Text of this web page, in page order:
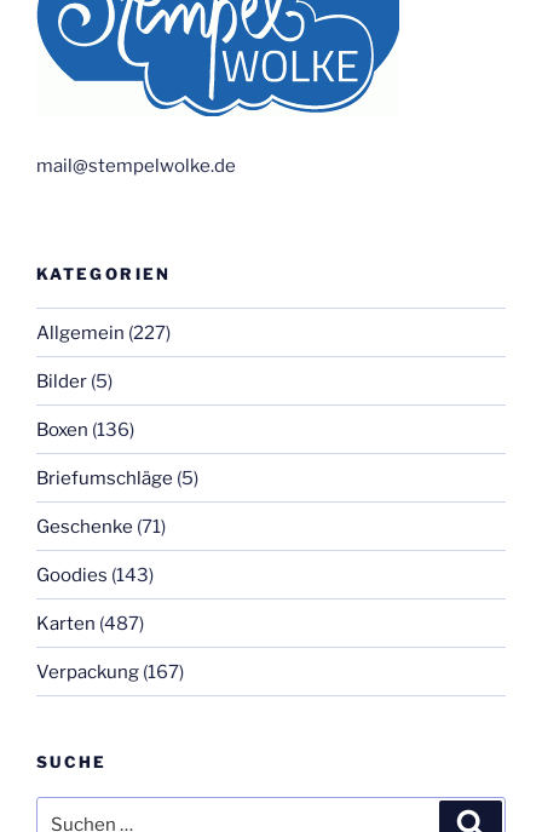
mail@stempelwolke.de
KATEGORIEN
Allgemein (227)
Bilder (5)
Boxen (136)
Briefumschläge (5)
Geschenke (71)
Goodies (143)
Karten (487)
Verpackung (167)
SUCHE